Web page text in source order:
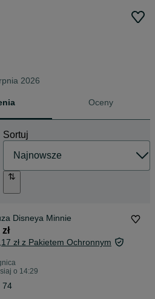
2026
Oceny
Sortuj
Disneya Minnie
zł z Pakietem Ochronnym
o 14:29
74